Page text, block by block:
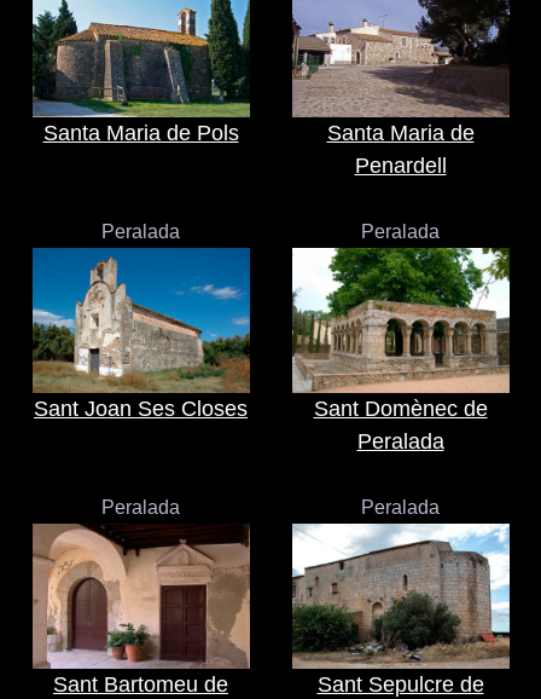
Santa Maria de Pols
Santa Maria de
Penardell
Peralada
Sant Joan Ses Closes
Peralada
Sant Domènec de
Peralada
Peralada
Sant Bartomeu de
Peralada
Sant Sepulcre de